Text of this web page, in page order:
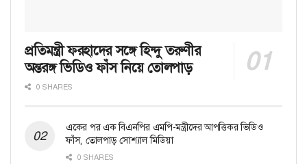
প্রতিমন্ত্রী ফরহাদের সঙ্গে হিন্দু তরুণীর
অন্তরঙ্গ ভিডিও ফাঁস নিয়ে তোলপাড়
0 SHARES
একের পর এক বিএনপির এমপি-মন্ত্রীদের আপত্তিকর ভিডিও
ফাঁস, তোলপাড় সোশ্যাল মিডিয়া
0 SHARES